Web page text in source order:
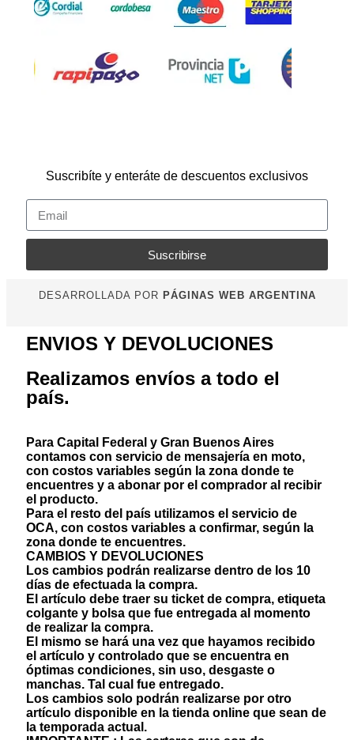
Suscribíte y enteráte de descuentos exclusivos
Suscribirse
DESARROLLADA POR PÁGINAS WEB ARGENTINA
ENVIOS Y DEVOLUCIONES
Realizamos envíos a todo el
país.
Para Capital Federal y Gran Buenos Aires
contamos con servicio de mensajería en moto,
con costos variables según la zona donde te
encuentres y a abonar por el comprador al recibir
el producto.
Para el resto del país utilizamos el servicio de
OCA, con costos variables a confirmar, según la
zona donde te encuentres.
CAMBIOS Y DEVOLUCIONES
Los cambios podrán realizarse dentro de los 10
días de efectuada la compra.
El artículo debe traer su ticket de compra, etiqueta
colgante y bolsa que fue entregada al momento
de realizar la compra.
El mismo se hará una vez que hayamos recibido
el artículo y controlado que se encuentra en
óptimas condiciones, sin uso, desgaste o
manchas. Tal cual fue entregado.
Los cambios solo podrán realizarse por otro
artículo disponible en la tienda online que sean de
la temporada actual.